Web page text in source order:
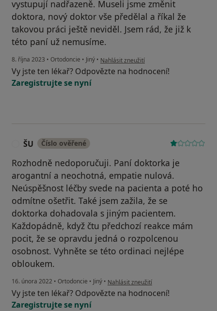
vystupují nadřazeně. Museli jsme změnit
doktora, nový doktor vše předělal a říkal že
takovou práci ještě neviděl. Jsem rád, že již k
této paní už nemusíme.
8. října 2023 • Ortodoncie • Jiný • podle názoru uživatele Tomáš
Nahlásit zneužití
Vy jste ten lékař? Odpovězte na hodnocení!
Zaregistrujte se nyní
ŠU Číslo ověřené
Rozhodně nedoporučuji. Paní doktorka je
arogantní a neochotná, empatie nulová.
Neúspěšnost léčby svede na pacienta a poté ho
odmítne ošetřit. Také jsem zažila, že se
doktorka dohadovala s jiným pacientem.
Každopádně, když čtu předchozí reakce mám
pocit, že se opravdu jedná o rozpolcenou
osobnost. Vyhněte se této ordinaci nejlépe
obloukem.
16. února 2022 • Ortodoncie • Jiný • podle názoru uživatele ŠU
Nahlásit zneužití
Vy jste ten lékař? Odpovězte na hodnocení!
Zaregistrujte se nyní